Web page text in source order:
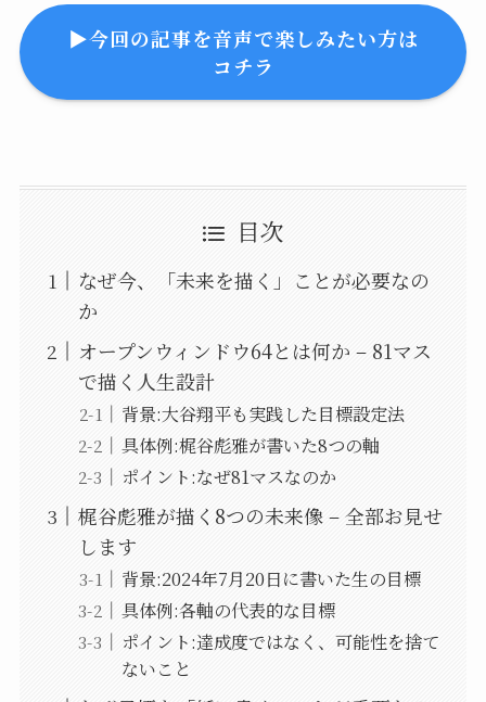
▶︎今回の記事を音声で楽しみたい方は
コチラ
目次
なぜ今、「未来を描く」ことが必要なの
か
オープンウィンドウ64とは何か – 81マス
で描く人生設計
背景:大谷翔平も実践した目標設定法
具体例:梶谷彪雅が書いた8つの軸
ポイント:なぜ81マスなのか
梶谷彪雅が描く8つの未来像 – 全部お見せ
します
背景:2024年7月20日に書いた生の目標
具体例:各軸の代表的な目標
ポイント:達成度ではなく、可能性を捨て
ないこと